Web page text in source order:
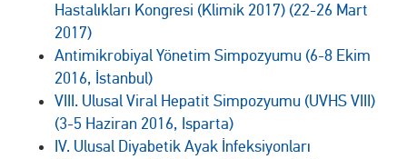
Hastalıkları Kongresi (Klimik 2017) (22-26 Mart
2017)
Antimikrobiyal Yönetim Simpozyumu (6-8 Ekim
2016, İstanbul)
VIII. Ulusal Viral Hepatit Simpozyumu (UVHS VIII)
(3-5 Haziran 2016, Isparta)
IV. Ulusal Diyabetik Ayak İnfeksiyonları